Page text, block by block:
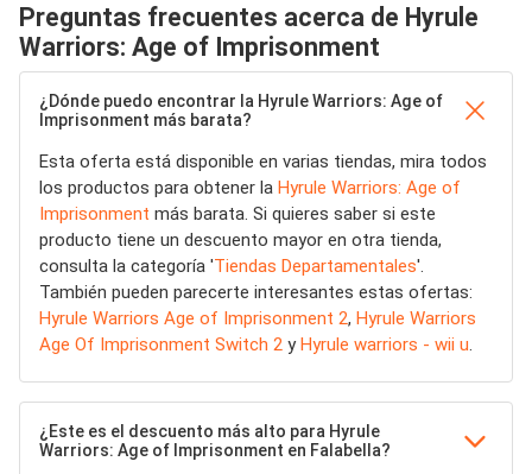
Preguntas frecuentes acerca de Hyrule
Warriors: Age of Imprisonment
¿Dónde puedo encontrar la Hyrule Warriors: Age of
Imprisonment más barata?
Esta oferta está disponible en varias tiendas, mira todos
los productos para obtener la Hyrule Warriors: Age of
Imprisonment más barata. Si quieres saber si este
producto tiene un descuento mayor en otra tienda,
consulta la categoría 'Tiendas Departamentales'.
También pueden parecerte interesantes estas ofertas:
Hyrule Warriors Age of Imprisonment 2, Hyrule Warriors
Age Of Imprisonment Switch 2 yHyrule warriors - wii u
¿Este es el descuento más alto para Hyrule
Warriors: Age of Imprisonment en Falabella?